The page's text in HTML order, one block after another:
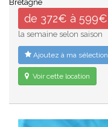
Bretagne
de 372€ à 599€
la semaine selon saison
Ajoutez à ma sélection
Voir cette location